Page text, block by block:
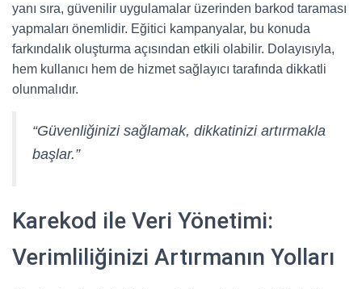
yanı sıra, güvenilir uygulamalar üzerinden barkod taraması
yapmaları önemlidir. Eğitici kampanyalar, bu konuda
farkındalık oluşturma açısından etkili olabilir. Dolayısıyla,
hem kullanıcı hem de hizmet sağlayıcı tarafında dikkatli
olunmalıdır.
“Güvenliğinizi sağlamak, dikkatinizi artırmakla
başlar.”
Karekod ile Veri Yönetimi:
Verimliliğinizi Artırmanın Yolları